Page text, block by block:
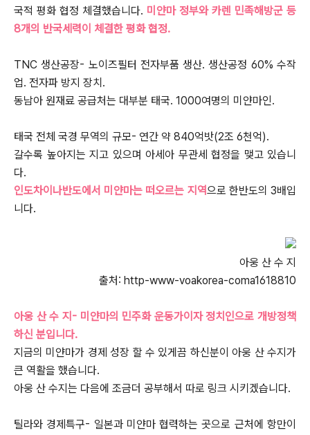
국적 평화 협정 체결했습니다. 미얀마 정부와 카렌 민족해방군 등
8개의 반국세력이 체결한 평화 협정.
TNC 생산공장- 노이즈필터 전자부품 생산. 생산공정 60% 수작
업. 전자파 방지 장치.
동남아 원재료 공급처는 대부분 태국. 1000여명의 미얀마인.
태국 전체 국경 무역의 규모- 연간 약 840억밧(2조 6천억).
갈수록 높아지는 지고 있으며 아세아 무관세 협정을 맺고 있습니
다.
인도차이나반도에서 미얀마는 떠오르는 지역으로 한반도의 3배입
니다.
아웅 산 수 지
출처: http-www-voakorea-coma1618810
아웅 산 수 지- 미얀마의 민주화 운동가이자 정치인으로 개방정책
하신 분입니다.
지금의 미얀마가 경제 성장 할 수 있게끔 하신분이 아웅 산 수지가
큰 역활을 했습니다.
아웅 산 수지는 다음에 조금더 공부해서 따로 링크 시키겠습니다.
틸라와 경제특구- 일본과 미얀마 협력하는 곳으로 근처에 항만이